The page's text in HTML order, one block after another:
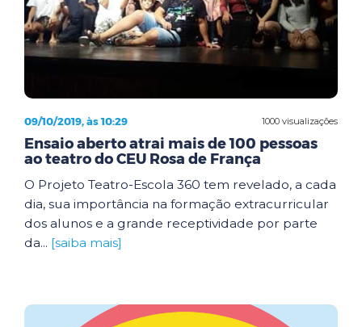
1000 visualizações
09/10/2019, às 10:29
Ensaio aberto atrai mais de 100 pessoas
ao teatro do CEU Rosa de França
O Projeto Teatro-Escola 360 tem revelado, a cada
dia, sua importância na formação extracurricular
dos alunos e a grande receptividade por parte
da... [saiba mais]